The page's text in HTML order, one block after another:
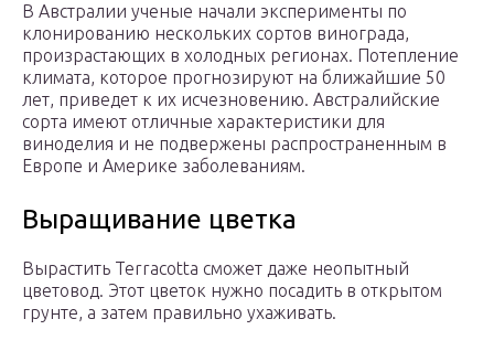
В Австралии ученые начали эксперименты по
клонированию нескольких сортов винограда,
произрастающих в холодных регионах. Потепление
климата, которое прогнозируют на ближайшие 50
лет, приведет к их исчезновению. Австралийские
сорта имеют отличные характеристики для
виноделия и не подвержены распространенным в
Европе и Америке заболеваниям.
Выращивание цветка
Вырастить Terracotta сможет даже неопытный
цветовод. Этот цветок нужно посадить в открытом
грунте, а затем правильно ухаживать.